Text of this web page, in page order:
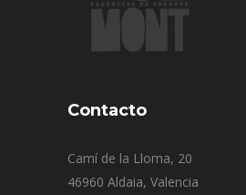
Contacto
Camí de la Lloma, 20
46960 Aldaia, Valencia